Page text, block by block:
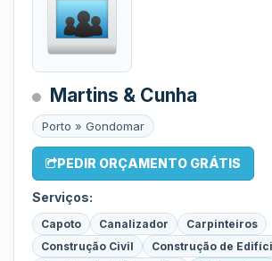
Martins & Cunha
Porto » Gondomar
PEDIR ORÇAMENTO GRÁTIS
Serviços:
Capoto Canalizador
Carpinteiros
Construção Civil
Construção de